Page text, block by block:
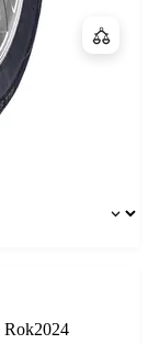
Rok2024